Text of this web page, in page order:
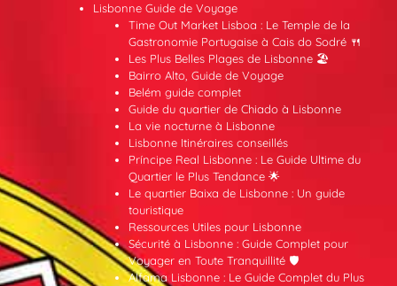
Lisbonne Guide de Voyage
Time Out Market Lisboa : Le Temple de la
Gastronomie Portugaise à Cais do Sodré 🍴
Les Plus Belles Plages de Lisbonne 🏖️
Bairro Alto, Guide de Voyage
Belém guide complet
Guide du quartier de Chiado à Lisbonne
La vie nocturne à Lisbonne
Lisbonne Itinéraires conseillés
Príncipe Real Lisbonne : Le Guide Ultime du
Quartier le Plus Tendance 🌟
Le quartier Baixa de Lisbonne : Un guide
touristique
Ressources Utiles pour Lisbonne
Sécurité à Lisbonne : Guide Complet pour
Voyager en Toute Tranquillité 🛡️
Alfama Lisbonne : Le Guide Complet du Plus